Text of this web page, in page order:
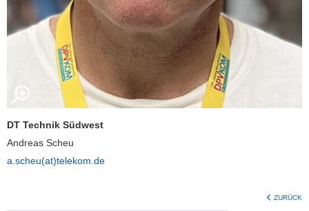
DT Technik Südwest
Andreas Scheu
a.scheu(at)telekom.de
ZURÜCK